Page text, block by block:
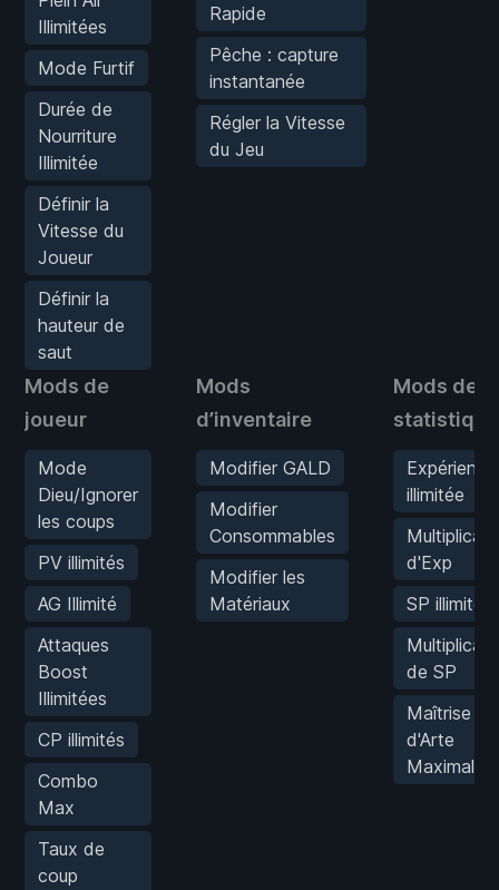
Illimitées
Mode Furtif
Durée de
Nourriture
Illimitée
Définir la
Vitesse du
Joueur
Définir la
hauteur de
saut
Rapide
Pêche : capture
instantanée
Régler la Vitesse
du Jeu
Mods de
joueur
Mode
Dieu/Ignorer
les coups
PV illimités
AG Illimité
Attaques
Boost
Illimitées
CP illimités
Combo
Max
Taux de
coup
Mods
d’inventaire
Modifier GALD
Modifier
Consommables
Modifier les
Matériaux
Mods de
Expérience
illimitée
d'Exp
SP illimités
de SP
Maîtrise
d'Arte
Maximale